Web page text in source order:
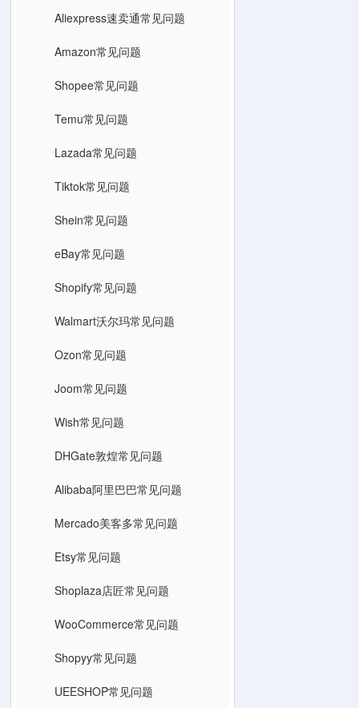
Aliexpress速卖通常见问题
Amazon常见问题
Shopee常见问题
Temu常见问题
Lazada常见问题
Tiktok常见问题
Shein常见问题
eBay常见问题
Shopify常见问题
Walmart沃尔玛常见问题
Ozon常见问题
Joom常见问题
Wish常见问题
DHGate敦煌常见问题
Alibaba阿里巴巴常见问题
Mercado美客多常见问题
Etsy常见问题
Shoplaza店匠常见问题
WooCommerce常见问题
Shopyy常见问题
UEESHOP常见问题